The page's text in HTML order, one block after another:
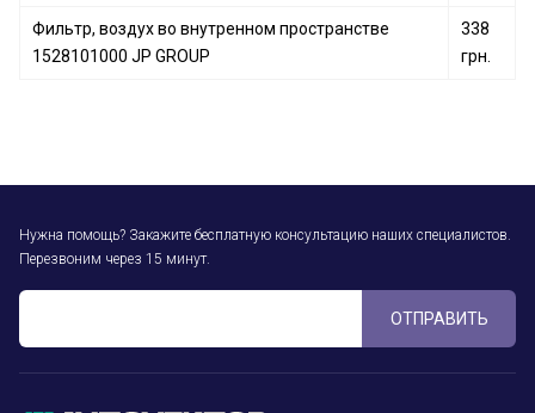
Фильтр, воздух во внутренном пространстве
1528101000 JP GROUP
338
грн.
Нужна помощь? Закажите бесплатную консультацию наших специалистов.
Перезвоним через 15 минут.
ОТПРАВИТЬ